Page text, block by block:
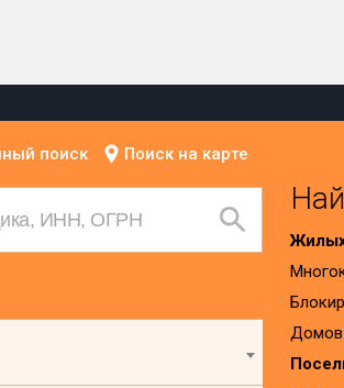
поиск Поиск на карте
Домов